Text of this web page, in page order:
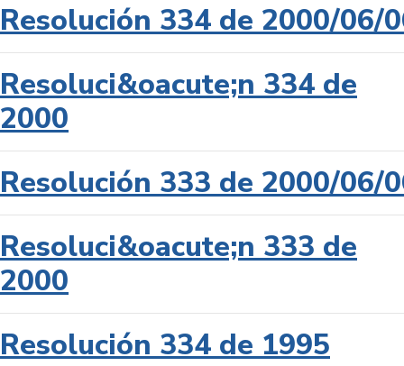
Resolución 334 de 2000/06/
Resoluci&oacute;n 334 de
2000
Resolución 333 de 2000/06/
Resoluci&oacute;n 333 de
2000
Resolución 334 de 1995